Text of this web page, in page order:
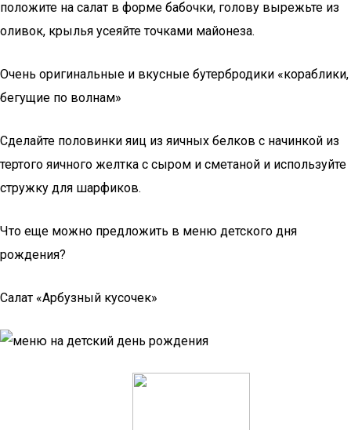
положите на салат в форме бабочки, голову вырежьте из
оливок, крылья усеяйте точками майонеза.
Очень оригинальные и вкусные бутербродики «кораблики,
бегущие по волнам»
Сделайте половинки яиц из яичных белков с начинкой из
тертого яичного желтка с сыром и сметаной и используйте
стружку для шарфиков.
Что еще можно предложить в меню детского дня
рождения?
Салат «Арбузный кусочек»